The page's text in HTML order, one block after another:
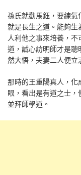
孫氏就勸馬鈺，要練氣
就是長生之道。能夠
人利他之事來培養，
道，誠心訪明師才是
然大悟，夫妻二人便立
那時的王重陽真人，
眼，看出是有道之士，
並拜師學道。